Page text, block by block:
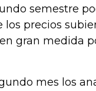
semestre
precios
gran medida
mes los